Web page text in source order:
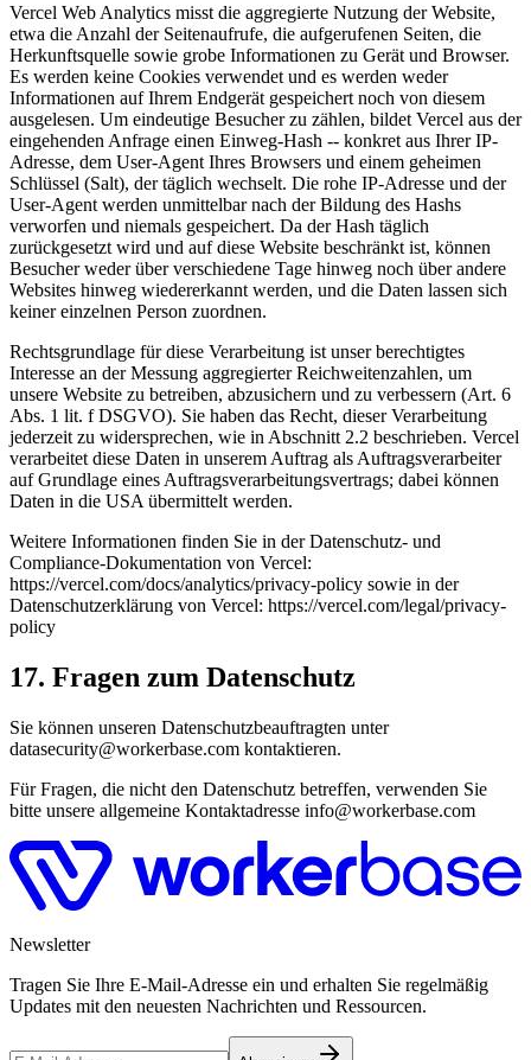
Vercel Web Analytics misst die aggregierte Nutzung der Website,
etwa die Anzahl der Seitenaufrufe, die aufgerufenen Seiten, die
Herkunftsquelle sowie grobe Informationen zu Gerät und Browser.
Es werden keine Cookies verwendet und es werden weder
Informationen auf Ihrem Endgerät gespeichert noch von diesem
ausgelesen. Um eindeutige Besucher zu zählen, bildet Vercel aus der
eingehenden Anfrage einen Einweg-Hash -- konkret aus Ihrer IP-
Adresse, dem User-Agent Ihres Browsers und einem geheimen
Schlüssel (Salt), der täglich wechselt. Die rohe IP-Adresse und der
User-Agent werden unmittelbar nach der Bildung des Hashs
verworfen und niemals gespeichert. Da der Hash täglich
zurückgesetzt wird und auf diese Website beschränkt ist, können
Besucher weder über verschiedene Tage hinweg noch über andere
Websites hinweg wiedererkannt werden, und die Daten lassen sich
keiner einzelnen Person zuordnen.
Rechtsgrundlage für diese Verarbeitung ist unser berechtigtes
Interesse an der Messung aggregierter Reichweitenzahlen, um
unsere Website zu betreiben, abzusichern und zu verbessern (Art. 6
Abs. 1 lit. f DSGVO). Sie haben das Recht, dieser Verarbeitung
jederzeit zu widersprechen, wie in Abschnitt 2.2 beschrieben. Vercel
verarbeitet diese Daten in unserem Auftrag als Auftragsverarbeiter
auf Grundlage eines Auftragsverarbeitungsvertrags; dabei können
Daten in die USA übermittelt werden.
Weitere Informationen finden Sie in der Datenschutz- und
Compliance-Dokumentation von Vercel:
https://vercel.com/docs/analytics/privacy-policy sowie in der
Datenschutzerklärung von Vercel: https://vercel.com/legal/privacy-
policy
17. Fragen zum Datenschutz
Sie können unseren Datenschutzbeauftragten unter
datasecurity@workerbase.com kontaktieren.
Für Fragen, die nicht den Datenschutz betreffen, verwenden Sie
bitte unsere allgemeine Kontaktadresse info@workerbase.com
Newsletter
Tragen Sie Ihre E-Mail-Adresse ein und erhalten Sie regelmäßig
Updates mit den neuesten Nachrichten und Ressourcen.